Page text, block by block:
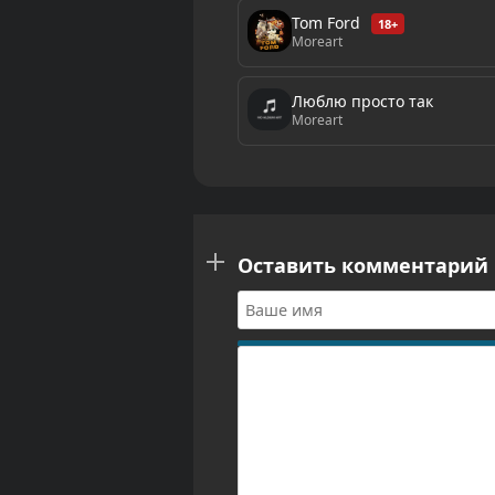
Tom Ford 18+
Moreart
Люблю просто так
Moreart
Оставить комментарий